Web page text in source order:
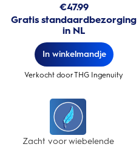
€47.99
Gratis standaardbezorging
in NL
In winkelmandje
Verkocht door THG Ingenuity
Zacht voor wiebelende